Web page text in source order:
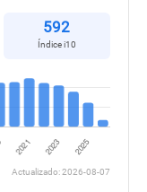
592
Índice i10
Actualizado: 2026-08-07